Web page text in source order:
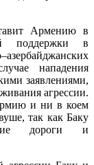
Армению в
поддержки в
нападения
заявлениями,
агрессии.
и ни в коем
так как Баку
дороги и